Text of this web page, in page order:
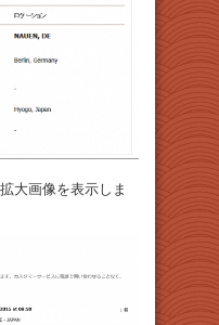
大画像を表示しま